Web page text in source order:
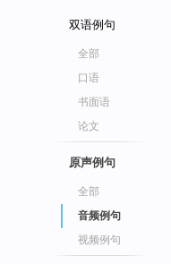
双语例句
全部
口语
书面语
论文
原声例句
全部
音频例句
视频例句